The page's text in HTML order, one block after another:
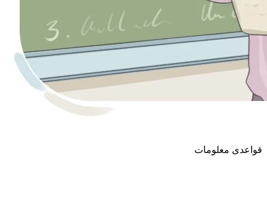
قواعدی معلومات